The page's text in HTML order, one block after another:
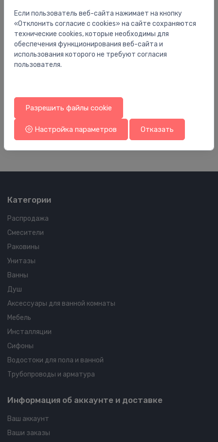
veļasmaš. pievads 150cm, PN10 (jaunā iepak.)
Категории
Распродажа
Смесители
Раковины
Унитазы
Ванны
Душ
Аксессуары для ванной комнаты
Мебель
Инсталляции
Сифоны
Водостоки для пола и ванной
Трубопроводы и арматура
Информация об аккаунте и доставке
Ваш аккаунт
Ваши заказы
Если пользователь веб-сайта нажимает на кнопку
«Отклонить согласие с cookies» на сайте сохраняются
технические cookies, которые необходимы для
обеспечения функционирования веб-сайта и
использования которого не требуют согласия
пользователя.
Разрешить файлы cookie
Настройка параметров Отказать